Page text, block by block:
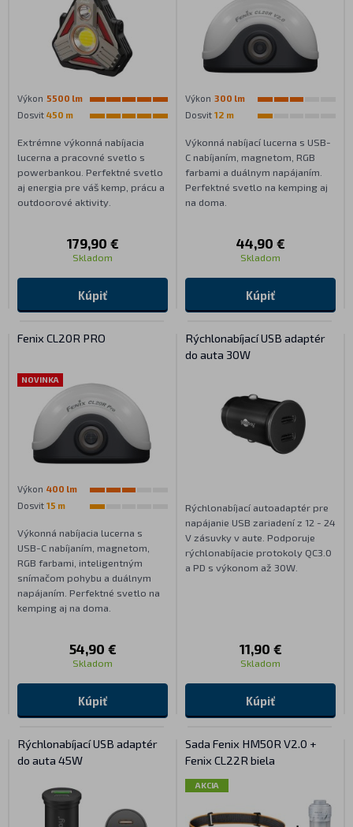
Výkon 5500 lm
Dosvit 450 m
Extrémne výkonná nabíjacia
lucerna a pracovné svetlo s
powerbankou. Perfektné svetlo
aj energia pre váš kemp, prácu a
outdoorové aktivity.
179,90 €
Skladom
Kúpiť
Výkon 300 lm
Dosvit 12 m
Výkonná nabíjací lucerna s USB-
C nabíjaním, magnetom, RGB
farbami a duálnym napájaním.
Perfektné svetlo na kemping aj
na doma.
44,90 €
Skladom
Kúpiť
Fenix CL20R PRO
NOVINKA
Výkon 400 lm
Dosvit 15 m
Výkonná nabíjacia lucerna s
USB-C nabíjaním, magnetom,
RGB farbami, inteligentným
snímačom pohybu a duálnym
napájaním. Perfektné svetlo na
kemping aj na doma.
54,90 €
Skladom
Kúpiť
Rýchlonabíjací USB adaptér
do auta 30W
Rýchlonabíjací autoadaptér pre
napájanie USB zariadení z 12 - 24
V zásuvky v aute. Podporuje
rýchlonabíjacie protokoly QC3.0
a PD s výkonom až 30W.
11,90 €
Skladom
Kúpiť
Rýchlonabíjací USB adaptér
do auta 45W
Sada Fenix HM50R V2.0 +
Fenix CL22R biela
AKCIA